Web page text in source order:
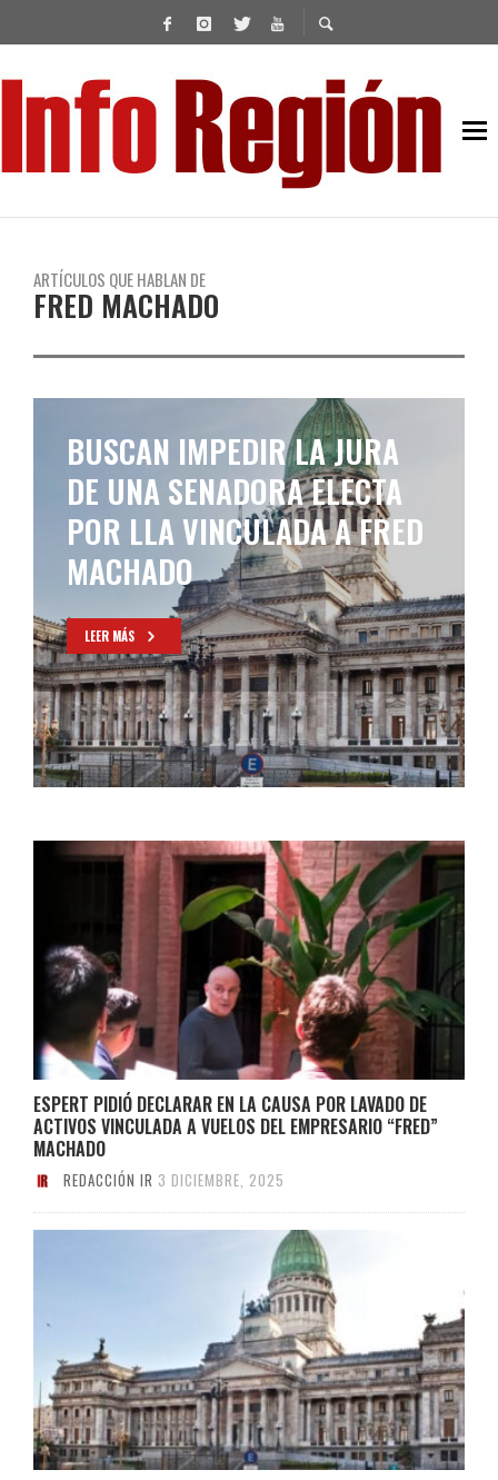
ARTÍCULOS QUE HABLAN DE
FRED MACHADO
BUSCAN IMPEDIR LA JURA
DE UNA SENADORA ELECTA
POR LLA VINCULADA A FRED
MACHADO
LEER MÁS
ESPERT PIDIÓ DECLARAR EN LA CAUSA POR LAVADO DE
ACTIVOS VINCULADA A VUELOS DEL EMPRESARIO “FRED”
MACHADO
REDACCIÓN IR 3 DICIEMBRE, 2025